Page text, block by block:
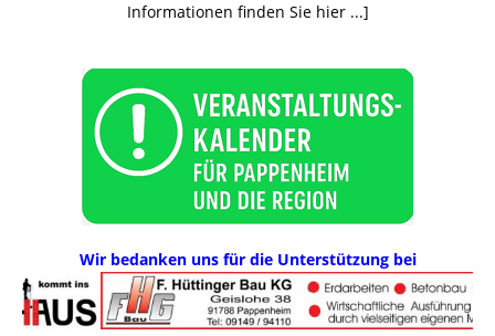
Informationen finden Sie hier ...]
Wir bedanken uns für die Unterstützung bei